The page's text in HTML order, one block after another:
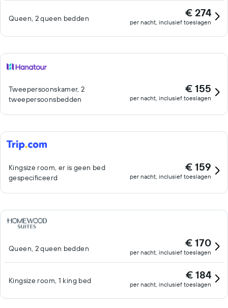
Queen, 2 queen bedden € 274
per nacht, inclusief toeslagen
Tweepersoonskamer, 2
tweepersoonsbedden
€ 155
per nacht, inclusief toeslagen
Kingsize room, er is geen bed
gespecificeerd
€ 159
per nacht, inclusief toeslagen
Queen, 2 queen bedden € 170
per nacht, inclusief toeslagen
Kingsize room, 1 king bed € 184
per nacht, inclusief toeslagen